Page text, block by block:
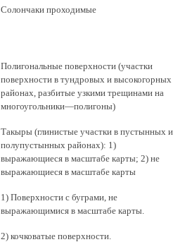
Солончаки проходимые
Полигональные поверхности (участки
поверхности в тундровых и высокогорных
районах, разбитые узкими трещинами на
многоугольники—полигоны)
Такыры (глинистые участки в пустынных и
полупустынных районах): 1)
выражающиеся в масштабе карты; 2) не
выражающиеся в масштабе карты
1) Поверхности с буграми, не
выражающимися в масштабе карты.
2) кочковатые поверхности.